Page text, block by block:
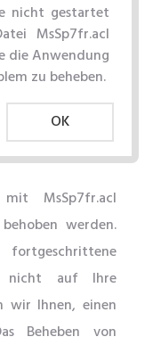
nicht gestartet
MsSp7fr.acl
die Anwendung
zu beheben.
OK
MsSp7fr.acl
werden.
nicht auf Ihre
wir Ihnen, einen
Beheben von